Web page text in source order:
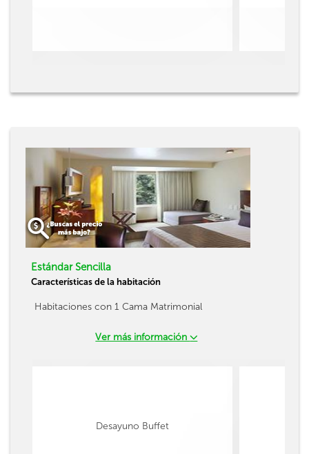
Estándar Sencilla
Características de la habitación
Habitaciones con 1 Cama Matrimonial
Ver más información
Desayuno Buffet